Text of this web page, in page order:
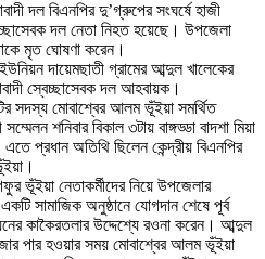
দল বিএনপির দু’গ্রুপের সংঘর্ষে হাজী
দল নেতা নিহত হয়েছে। উপজেলা
মৃত ঘোষণা করেন।
দায়েমছাতী গ্রামের আব্দুল খালেকের
স্বেচ্ছাসেবক দল আহবায়ক।
সদস্য মোবাশ্বের আলম ভূঁইয়া সমর্থিত
শনিবার বিকাল ৩টায় বাঙ্গড্ডা বাদশা মিয়া
প্রধান অতিথি ছিলেন কেন্দ্রীয় বিএনপির
ভূঁইয়া নেতাকর্মীদের নিয়ে উপজেলার
সামাজিক অনুষ্ঠানে যোগদান শেষে পূর্ব
কাকৈরতলার উদ্দেশ্যে রওনা করেন। আব্দুল
পার হওয়ার সময় মোবাশ্বের আলম ভূঁইয়া